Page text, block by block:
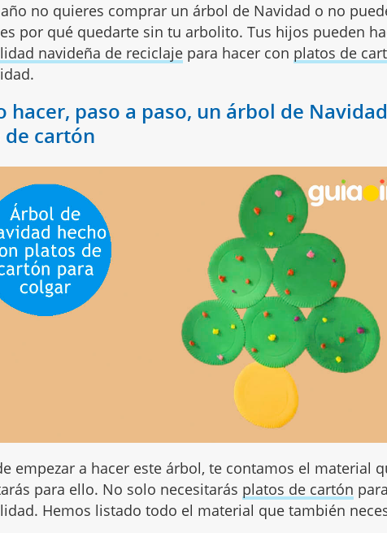
no quieres comprar un árbol de Navidad o no
por qué quedarte sin tu arbolito. Tus hijos pueden
navideña de reciclaje para hacer con platos de
hacer, paso a paso, un árbol de
cartón
empezar a hacer este árbol, te contamos el material
para ello. No solo necesitarás platos de cartón
Hemos listado todo el material que también